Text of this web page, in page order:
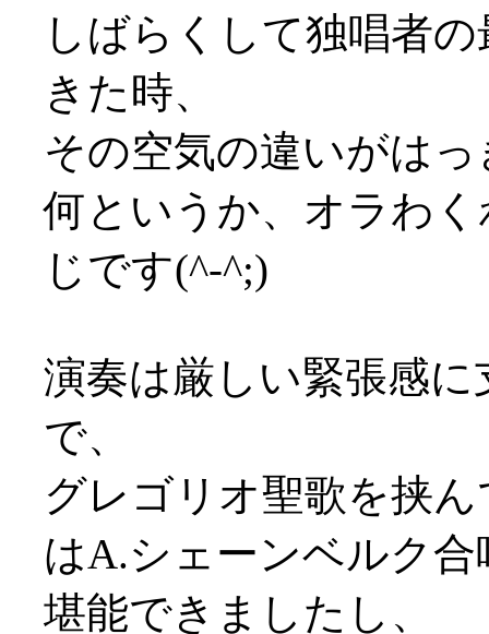
しばらくして独唱者
きた時、
その空気の違いがは
何というか、オラわ
じです(^-^;)
演奏は厳しい緊張感
で、
グレゴリオ聖歌を挟
はA.シェーンベルク
堪能できましたし、